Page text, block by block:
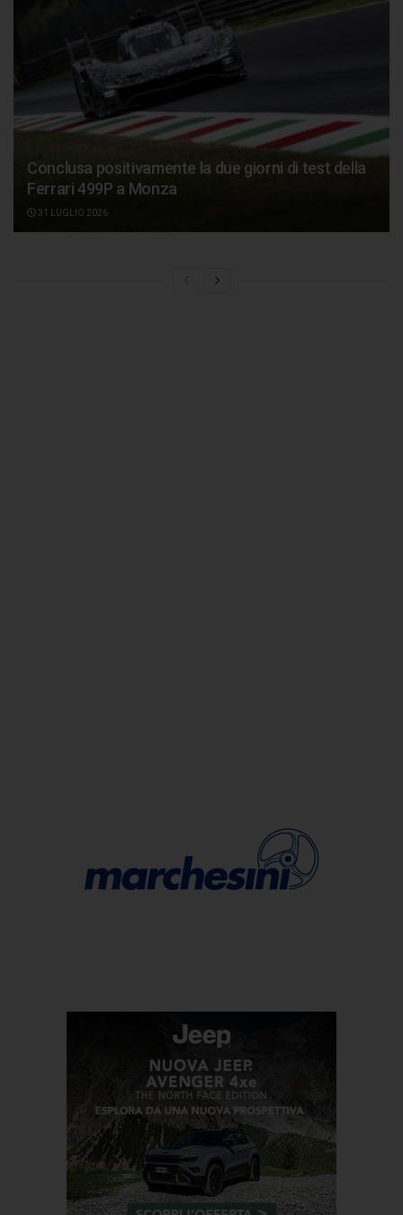
Conclusa positivamente la due giorni di test della
Ferrari 499P a Monza
31 LUGLIO 2026